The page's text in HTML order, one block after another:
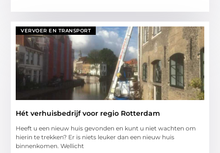
VERVOER EN TRANSPORT
Hét verhuisbedrijf voor regio Rotterdam
Heeft u een nieuw huis gevonden en kunt u niet wachten om
hierin te trekken? Er is niets leuker dan een nieuw huis
binnenkomen. Wellicht